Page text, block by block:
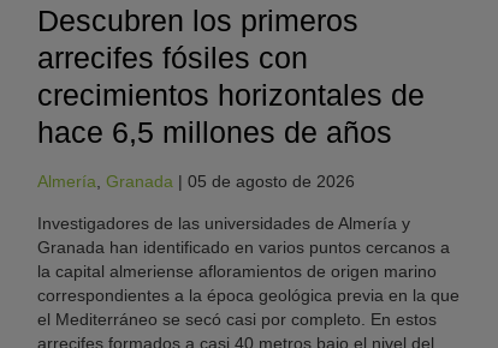
Descubren los primeros
arrecifes fósiles con
crecimientos horizontales de
hace 6,5 millones de años
Almería ,Granada |05 de agosto de 2026
Investigadores de las universidades de Almería y
Granada han identificado en varios puntos cercanos a
la capital almeriense afloramientos de origen marino
correspondientes a la época geológica previa en la que
el Mediterráneo se secó casi por completo. En estos
arrecifes formados a casi 40 metros bajo el nivel del